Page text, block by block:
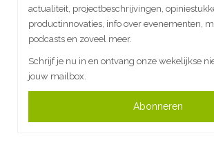
actualiteit, projectbeschrijvingen,
productinnovaties, info over evenementen,
podcasts en zoveel meer.
Schrijf je nu in en ontvang onze wekelijkse
jouw mailbox.
Abonneren